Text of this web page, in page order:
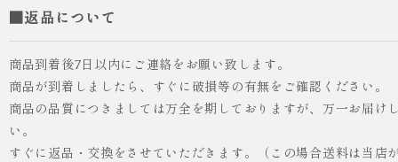
■返品について
商品到着後7日以内にご連絡をお願い致します。
商品が到着しましたら、すぐに破損等の有無をご確認ください。
商品の品質につきましては万全を期しておりますが、万一お届
い。
すぐに返品・交換をさせていただきます。（この場合送料は当店